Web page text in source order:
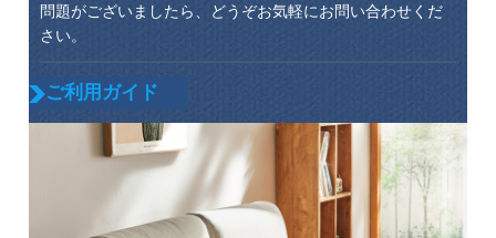
問題がございましたら、どうぞお気軽にお問い合わせくだ
さい。
ご利用ガイド